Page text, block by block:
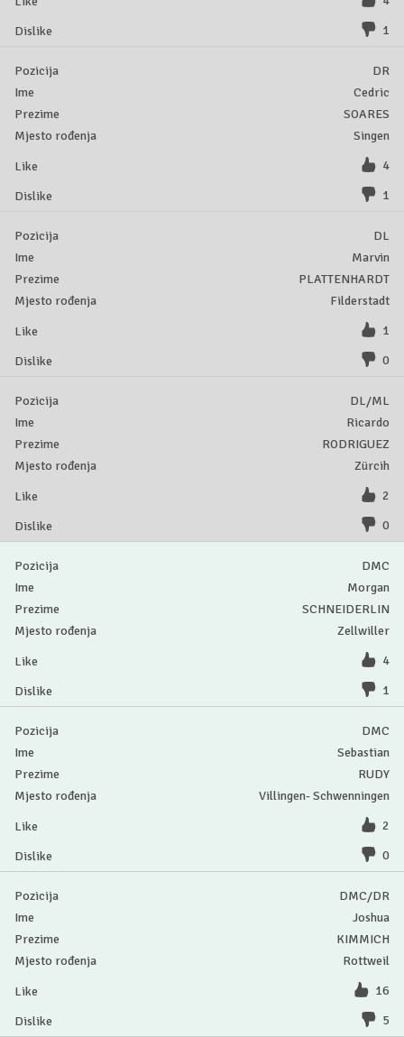
1
DR
Cedric
SOARES
Singen
4
1
DL
Marvin
PLATTENHARDT
Filderstadt
1
0
DL/ML
Ricardo
RODRIGUEZ
Zürcih
2
0
DMC
Morgan
SCHNEIDERLIN
Zellwiller
4
1
DMC
Sebastian
RUDY
Villingen- Schwenningen
2
0
DMC/DR
Joshua
KIMMICH
Rottweil
16
5